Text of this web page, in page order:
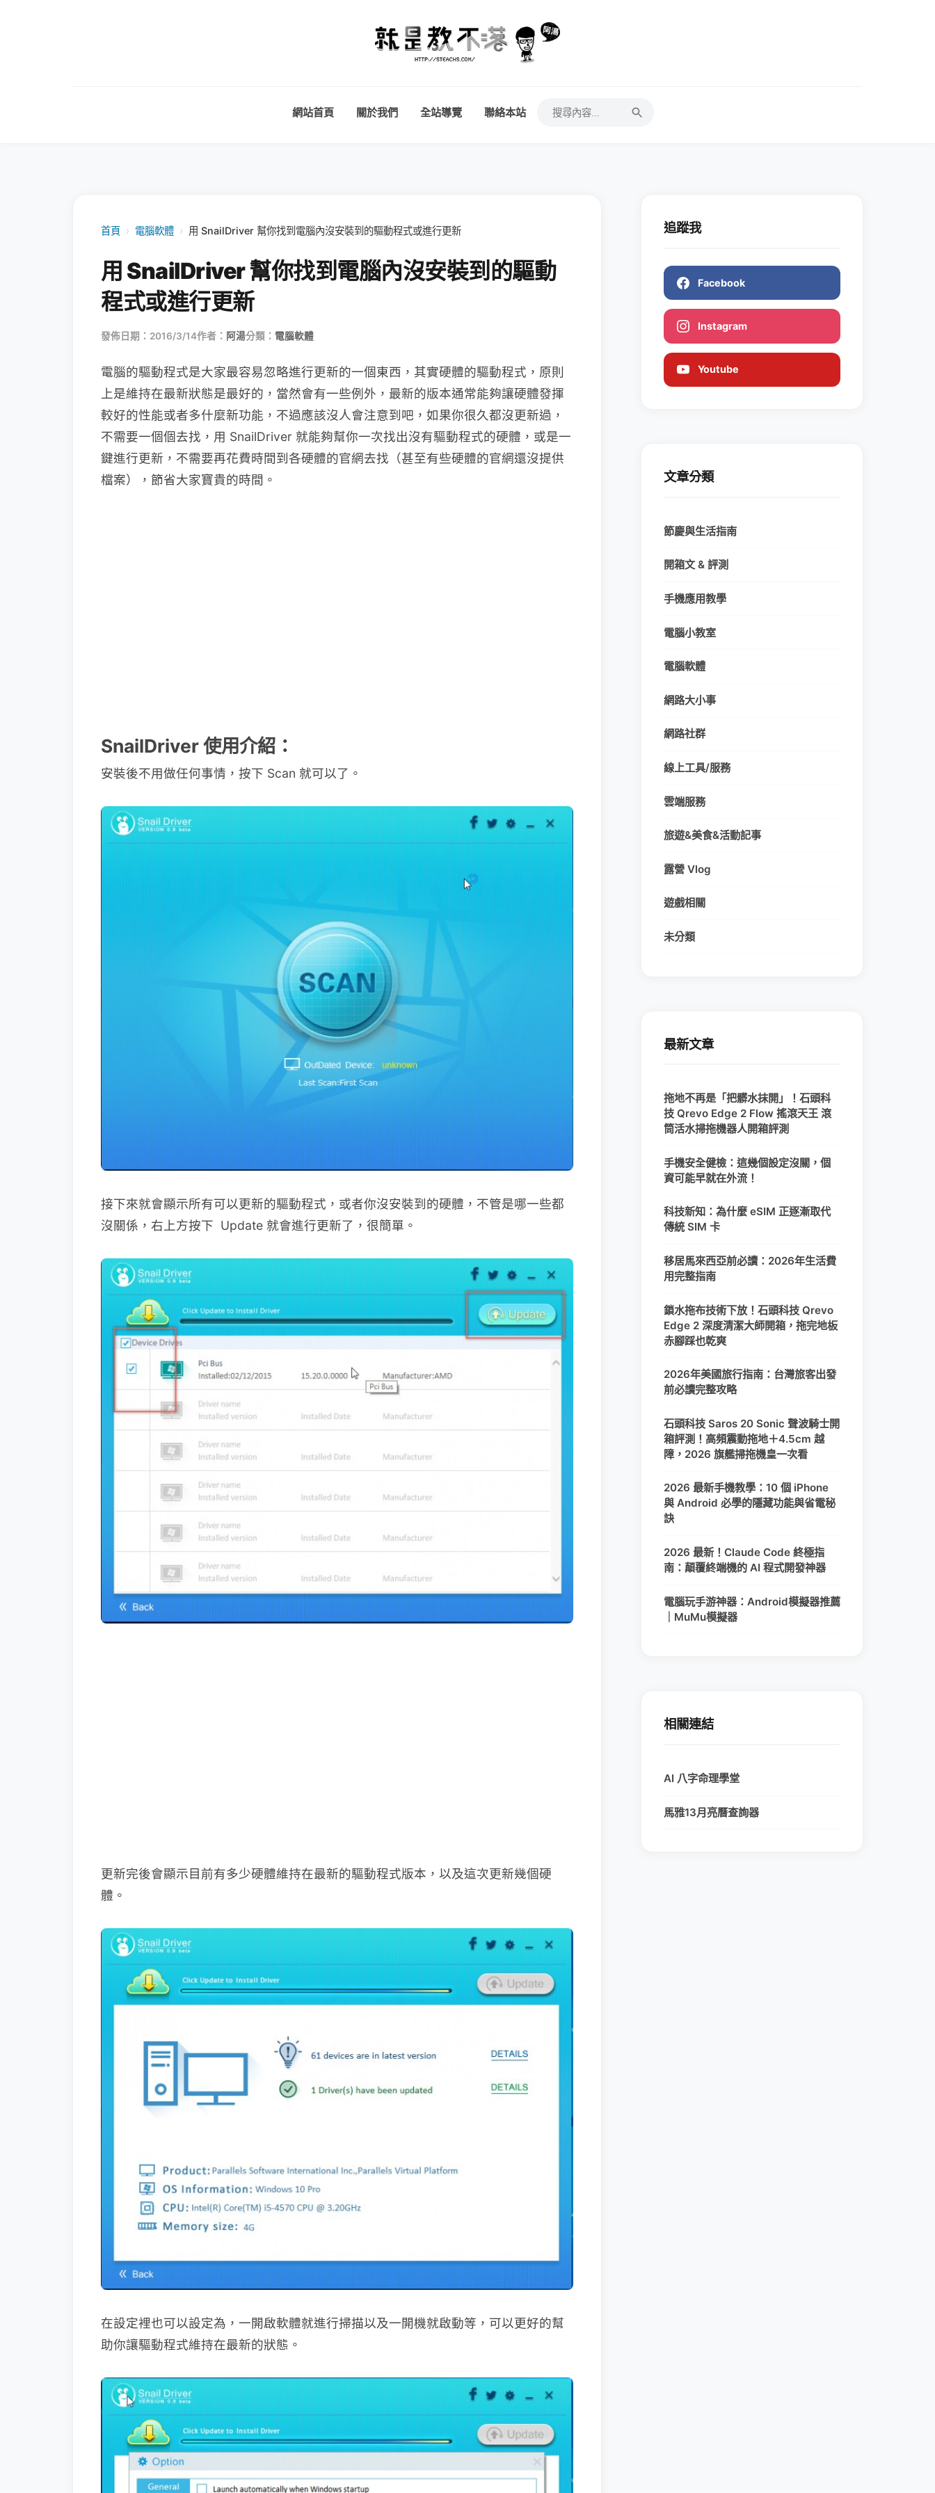
網站首頁 關於我們 全站導覽 聯絡本站
首頁 › 電腦軟體 › 用 SnailDriver 幫你找到電腦內沒安裝到的驅動程式或進行更新
用 SnailDriver 幫你找到電腦內沒安裝到的驅動
程式或進行更新
發佈日期：2016/3/14作者： 阿湯分類： 電腦軟體
電腦的驅動程式是大家最容易忽略進行更新的一個東西，其實硬體的驅動程式，原則
上是維持在最新狀態是最好的，當然會有一些例外，最新的版本通常能夠讓硬體發揮
較好的性能或者多什麼新功能，不過應該沒人會注意到吧，如果你很久都沒更新過，
不需要一個個去找，用 SnailDriver 就能夠幫你一次找出沒有驅動程式的硬體，或是一
鍵進行更新，不需要再花費時間到各硬體的官網去找（甚至有些硬體的官網還沒提供
檔案），節省大家寶貴的時間。
SnailDriver 使用介紹：
安裝後不用做任何事情，按下 Scan 就可以了。
接下來就會顯示所有可以更新的驅動程式，或者你沒安裝到的硬體，不管是哪一些都
沒關係，右上方按下 Update 就會進行更新了，很簡單。
更新完後會顯示目前有多少硬體維持在最新的驅動程式版本，以及這次更新幾個硬
體。
在設定裡也可以設定為，一開啟軟體就進行掃描以及一開機就啟動等，可以更好的幫
助你讓驅動程式維持在最新的狀態。
追蹤我
Facebook
Instagram
Youtube
文章分類
節慶與生活指南
開箱文 & 評測
手機應用教學
電腦小教室
電腦軟體
網路大小事
網路社群
線上工具/服務
雲端服務
旅遊&美食&活動記事
露營 Vlog
遊戲相關
未分類
最新文章
拖地不再是「把髒水抹開」！石頭科
技 Qrevo Edge 2 Flow 搖滾天王 滾
筒活水掃拖機器人開箱評測
手機安全健檢：這幾個設定沒關，個
資可能早就在外流！
科技新知：為什麼 eSIM 正逐漸取代
傳統 SIM 卡
移居馬來西亞前必讀：2026年生活費
用完整指南
鎖水拖布技術下放！石頭科技 Qrevo
Edge 2 深度清潔大師開箱，拖完地板
赤腳踩也乾爽
2026年美國旅行指南：台灣旅客出發
前必讀完整攻略
石頭科技 Saros 20 Sonic 聲波騎士開
箱評測！高頻震動拖地＋4.5cm 越
障，2026 旗艦掃拖機皇一次看
2026 最新手機教學：10 個 iPhone
與 Android 必學的隱藏功能與省電秘
訣
2026 最新！Claude Code 終極指
南：顛覆終端機的 AI 程式開發神器
電腦玩手游神器：Android模擬器推薦
｜MuMu模擬器
相關連結
AI 八字命理學堂
馬雅13月亮曆查詢器